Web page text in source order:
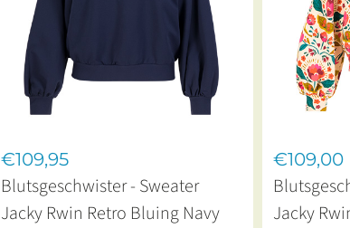
€109,95
Blutsgeschwister - Sweater
Jacky Rwin Retro Bluing Navy
€109,00
Jacky